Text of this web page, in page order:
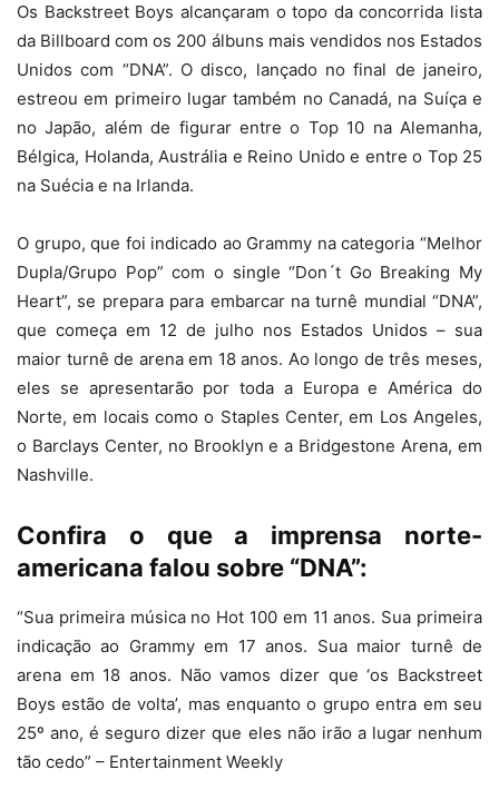
Os Backstreet Boys alcançaram o topo da concorrida lista
da Billboard com os 200 álbuns mais vendidos nos Estados
Unidos com “DNA”. O disco, lançado no final de janeiro,
estreou em primeiro lugar também no Canadá, na Suíça e
no Japão, além de figurar entre o Top 10 na Alemanha,
Bélgica, Holanda, Austrália e Reino Unido e entre o Top 25
na Suécia e na Irlanda.
O grupo, que foi indicado ao Grammy na categoria “Melhor
Dupla/Grupo Pop” com o single “Don´t Go Breaking My
Heart”, se prepara para embarcar na turnê mundial “DNA”,
que começa em 12 de julho nos Estados Unidos – sua
maior turnê de arena em 18 anos. Ao longo de três meses,
eles se apresentarão por toda a Europa e América do
Norte, em locais como o Staples Center, em Los Angeles,
o Barclays Center, no Brooklyn e a Bridgestone Arena, em
Nashville.
Confira o que a imprensa norte-
americana falou sobre “DNA”:
“Sua primeira música no Hot 100 em 11 anos. Sua primeira
indicação ao Grammy em 17 anos. Sua maior turnê de
arena em 18 anos. Não vamos dizer que ‘os Backstreet
Boys estão de volta’, mas enquanto o grupo entra em seu
25º ano, é seguro dizer que eles não irão a lugar nenhum
tão cedo” – Entertainment Weekly